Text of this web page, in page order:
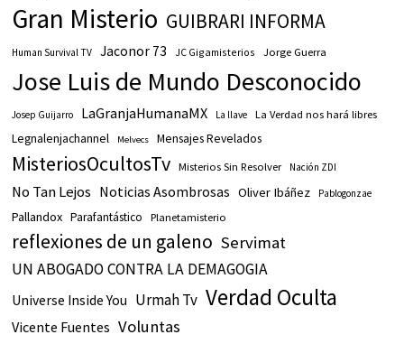
Gran Misterio GUIBRARI INFORMA
Human Survival TV Jaconor 73 JC Gigamisterios Jorge Guerra
Jose Luis de Mundo Desconocido
Josep Guijarro LaGranjaHumanaMX La llave La Verdad nos hará libres
Legnalenjachannel Melvecs Mensajes Revelados
MisteriosOcultosTv Misterios Sin Resolver Nación ZDI
No Tan Lejos Noticias Asombrosas Oliver Ibáñez Pablogonzae
Pallandox Parafantástico Planetamisterio
reflexiones de un galeno Servimat
UN ABOGADO CONTRA LA DEMAGOGIA
Universe Inside You Urmah Tv Verdad Oculta
Vicente Fuentes Voluntas